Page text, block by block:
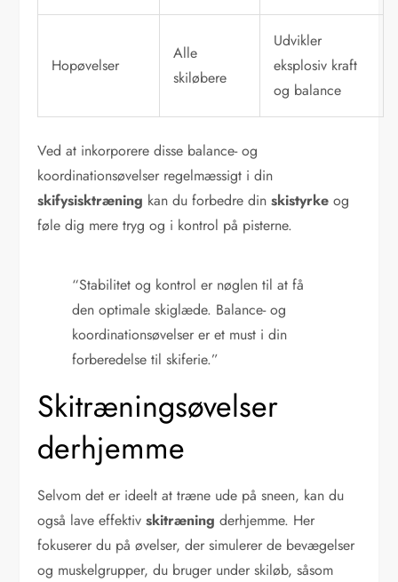
Hopøvelser
Alle
skiløbere
Udvikler
eksplosiv kraft
og balance
Ved at inkorporere disse balance- og
koordinationsøvelser regelmæssigt i din
skifysisktræning kan du forbedre dinskistyrke og
føle dig mere tryg og i kontrol på pisterne.
“Stabilitet og kontrol er nøglen til at få
den optimale skiglæde. Balance- og
koordinationsøvelser er et must i din
forberedelse til skiferie.”
Skitræningsøvelser
derhjemme
Selvom det er ideelt at træne ude på sneen, kan du
også lave effektivskitræning derhjemme. Her
fokuserer du på øvelser, der simulerer de bevægelser
og muskelgrupper, du bruger under skiløb, såsom